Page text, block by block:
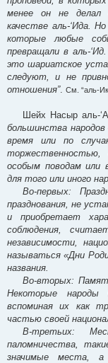
менее он не делал
качестве аль-‘Ида.
которые любые
превращали в аль-
это шариатское
следуют, и не
отношения”. См. “аль-
Шейх Насыр аль-
большинства
время или по
особым поводам или
для того или иного
Во-первых:
празднования, не
и приобретает
соблюдения,
независимости,
называться «Дни
названия.
Во-вторых:
Некоторые народы
вспоминая их как
частью своей
В-третьих:
паломничества,
значимые места,